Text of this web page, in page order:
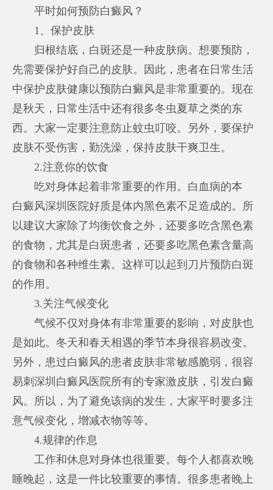
平时如何预防白癜风？
1、保护皮肤
归根结底，白斑还是一种皮肤病。想要预防，
先需要保护好自己的皮肤。因此，患者在日常生活
中保护皮肤健康以预防白癜风是非常重要的。现在
是秋天，日常生活中还有很多冬虫夏草之类的东
西。大家一定要注意防止蚊虫叮咬。另外，要保护
皮肤不受伤害，勤洗澡，保持皮肤干爽卫生。
2.注意你的饮食
吃对身体起着非常重要的作用。白血病的本
白癜风深圳医院好质是体内黑色素不足造成的。所
以建议大家除了均衡饮食之外，还要多吃含黑色素
的食物，尤其是白斑患者，还要多吃黑色素含量高
的食物和各种维生素。这样可以起到刀片预防白斑
的作用。
3.关注气候变化
气候不仅对身体有非常重要的影响，对皮肤也
是如此。冬天和春天相遇的季节本身很容易改变。
另外，患过白癜风的患者皮肤非常敏感脆弱，很容
易刺深圳白癜风医院所有的专家激皮肤，引发白癜
风。所以，为了避免该病的发生，大家平时要多注
意气候变化，增减衣物等等。
4.规律的作息
工作和休息对身体也很重要。每个人都喜欢晚
睡晚起，这是一件比较重要的事情。很多患者晚上